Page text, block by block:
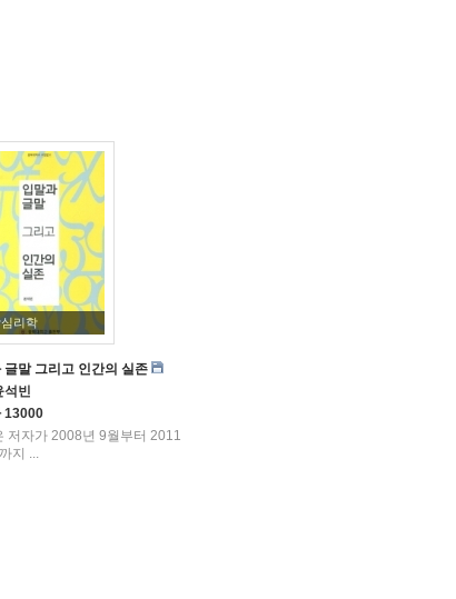
맥락에서
리학
글말 그리고 인간의 실존
빈
13000
저자가 2008년 9월부터 2011
지 ...